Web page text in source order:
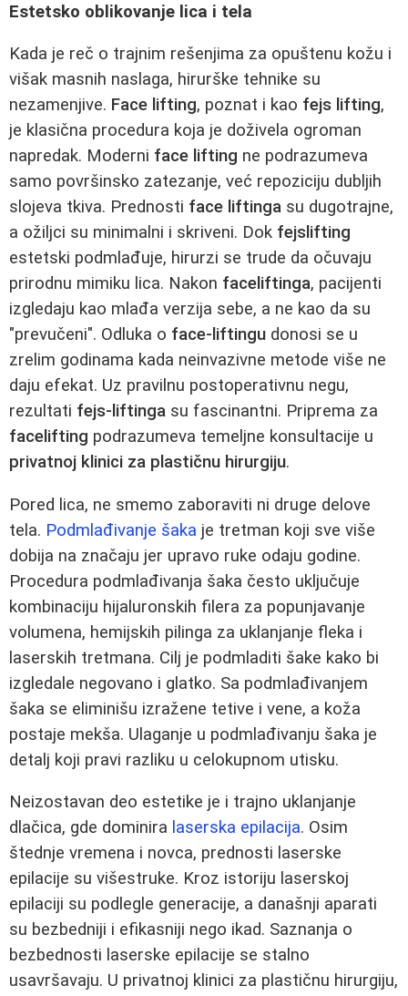
Estetsko oblikovanje lica i tela
Kada je reč o trajnim rešenjima za opuštenu kožu i
višak masnih naslaga, hirurške tehnike su
nezamenjive. Face lifting, poznat i kao fejs lifting,
je klasična procedura koja je doživela ogroman
napredak. Moderni face lifting ne podrazumeva
samo površinsko zatezanje, već repoziciju dubljih
slojeva tkiva. Prednosti face liftinga su dugotrajne,
a ožiljci su minimalni i skriveni. Dok fejslifting
estetski podmlađuje, hirurzi se trude da očuvaju
prirodnu mimiku lica. Nakon faceliftinga, pacijenti
izgledaju kao mlađa verzija sebe, a ne kao da su
"prevučeni". Odluka o face-liftingu donosi se u
zrelim godinama kada neinvazivne metode više ne
daju efekat. Uz pravilnu postoperativnu negu,
rezultati fejs-liftinga su fascinantni. Priprema za
facelifting podrazumeva temeljne konsultacije u
privatnoj klinici za plastičnu hirurgiju.
Pored lica, ne smemo zaboraviti ni druge delove
tela. Podmlađivanje šaka je tretman koji sve više
dobija na značaju jer upravo ruke odaju godine.
Procedura podmlađivanja šaka često uključuje
kombinaciju hijaluronskih filera za popunjavanje
volumena, hemijskih pilinga za uklanjanje fleka i
laserskih tretmana. Cilj je podmladiti šake kako bi
izgledale negovano i glatko. Sa podmlađivanjem
šaka se eliminišu izražene tetive i vene, a koža
postaje mekša. Ulaganje u podmlađivanju šaka je
detalj koji pravi razliku u celokupnom utisku.
Neizostavan deo estetike je i trajno uklanjanje
dlačica, gde dominira laserska epilacija. Osim
štednje vremena i novca, prednosti laserske
epilacije su višestruke. Kroz istoriju laserskoj
epilaciji su podlegle generacije, a današnji aparati
su bezbedniji i efikasniji nego ikad. Saznanja o
bezbednosti laserske epilacije se stalno
usavršavaju. U privatnoj klinici za plastičnu hirurgiju,